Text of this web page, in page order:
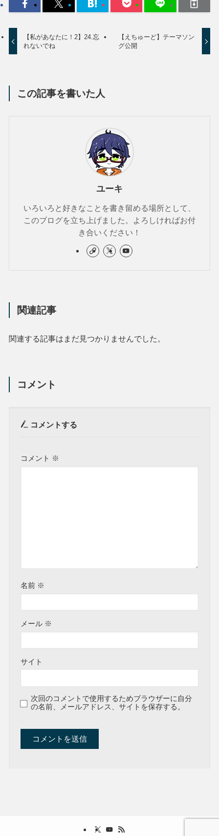
【私があなたに！2】24.忘
れないでね
【えちゅーど】テーマソン
グ公開
この記事を書いた人
ユーキ
いろいろと好きなことを書き留める場所として、
このブログを立ち上げました。よろしければお付
き合いください！
関連記事
関連する記事はまだ見つかりませんでした。
コメント
コメントする
コメント ※
名前 ※
メール ※
サイト
次回のコメントで使用するためブラウザーに自分
の名前、メールアドレス、サイトを保存する。